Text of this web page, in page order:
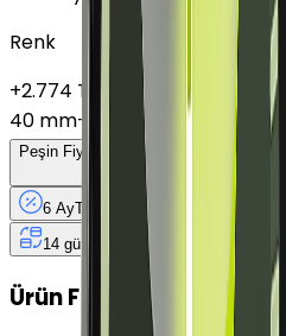
Renk
+2.774 TL
40 mm+ 3.625 TL
Peşin Fiyatına Taksit
6 AyTaksit Güvence
14 gün
içinde iade
Ürün Fırsatları